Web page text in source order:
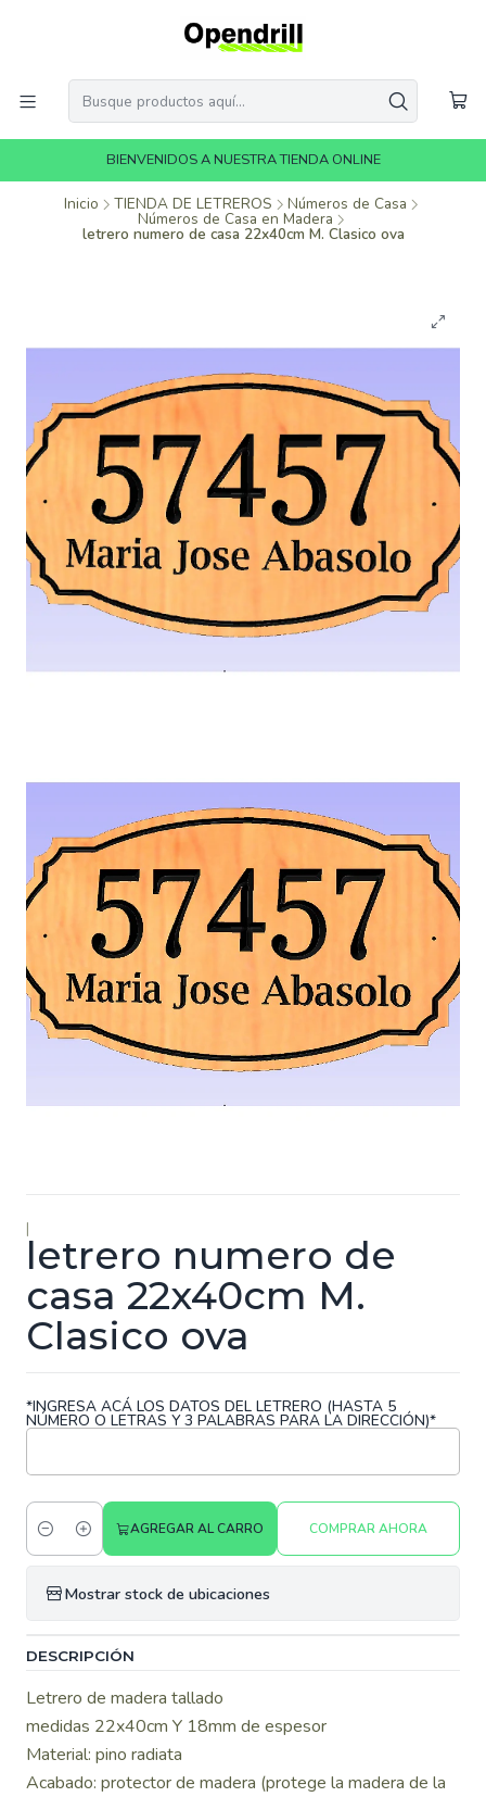
BIENVENIDOS A NUESTRA TIENDA ONLINE
Inicio TIENDA DE LETREROS Números de Casa
Números de Casa en Madera
letrero numero de casa 22x40cm M. Clasico ova
|
letrero numero de
casa 22x40cm M.
Clasico ova
*INGRESA ACÁ LOS DATOS DEL LETRERO (HASTA 5
NÚMERO O LETRAS Y 3 PALABRAS PARA LA DIRECCIÓN)*
Cantidad
AGREGAR AL CARRO COMPRAR AHORA
Mostrar stock de ubicaciones
DESCRIPCIÓN
Letrero de madera tallado
medidas 22x40cm Y 18mm de espesor
Material: pino radiata
Acabado: protector de madera (protege la madera de la